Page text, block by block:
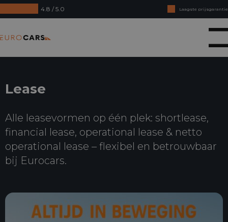
4.8 / 5.0
Laagste prijsgarantie
Online kopen, niet goed geld terug
Financial lease - Soepele acceptatie
Lease
Alle leasevormen op één plek: shortlease,
financial lease, operational lease & netto
operational lease – flexibel en betrouwbaar
bij Eurocars.